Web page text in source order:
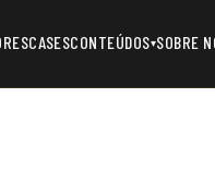
CASESCONTEÚDOS▾SOBRE